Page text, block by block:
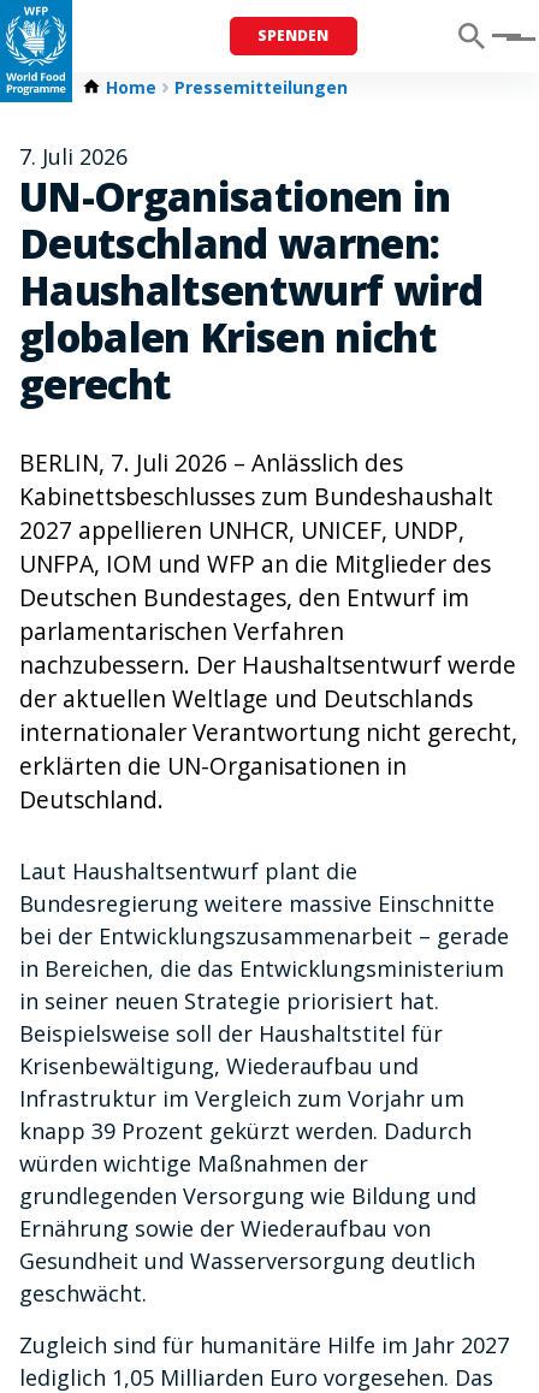
SPENDEN Menu
Home Pressemitteilungen
7. Juli 2026
UN-Organisationen in
Deutschland warnen:
Haushaltsentwurf wird
globalen Krisen nicht
gerecht
BERLIN, 7. Juli 2026 – Anlässlich des
Kabinettsbeschlusses zum Bundeshaushalt
2027 appellieren UNHCR, UNICEF, UNDP,
UNFPA, IOM und WFP an die Mitglieder des
Deutschen Bundestages, den Entwurf im
parlamentarischen Verfahren
nachzubessern. Der Haushaltsentwurf werde
der aktuellen Weltlage und Deutschlands
internationaler Verantwortung nicht gerecht,
erklärten die UN-Organisationen in
Deutschland.
Laut Haushaltsentwurf plant die
Bundesregierung weitere massive Einschnitte
bei der Entwicklungszusammenarbeit – gerade
in Bereichen, die das Entwicklungsministerium
in seiner neuen Strategie priorisiert hat.
Beispielsweise soll der Haushaltstitel für
Krisenbewältigung, Wiederaufbau und
Infrastruktur im Vergleich zum Vorjahr um
knapp 39 Prozent gekürzt werden. Dadurch
würden wichtige Maßnahmen der
grundlegenden Versorgung wie Bildung und
Ernährung sowie der Wiederaufbau von
Gesundheit und Wasserversorgung deutlich
geschwächt.
Zugleich sind für humanitäre Hilfe im Jahr 2027
lediglich 1,05 Milliarden Euro vorgesehen. Das